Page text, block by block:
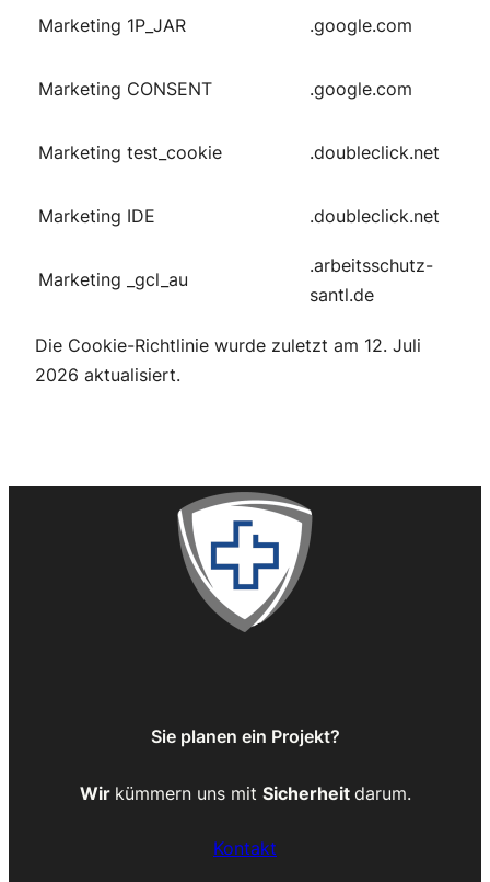
Marketing 1P_JAR .google.com
Marketing CONSENT .google.com
Marketing test_cookie .doubleclick.net
Marketing IDE .doubleclick.net
Marketing _gcl_au
.arbeitsschutz-
santl.de
Die Cookie-Richtlinie wurde zuletzt am 12. Juli
2026 aktualisiert.
Sie planen ein Projekt?
Wir kümmern uns mit Sicherheit darum.
Kontakt